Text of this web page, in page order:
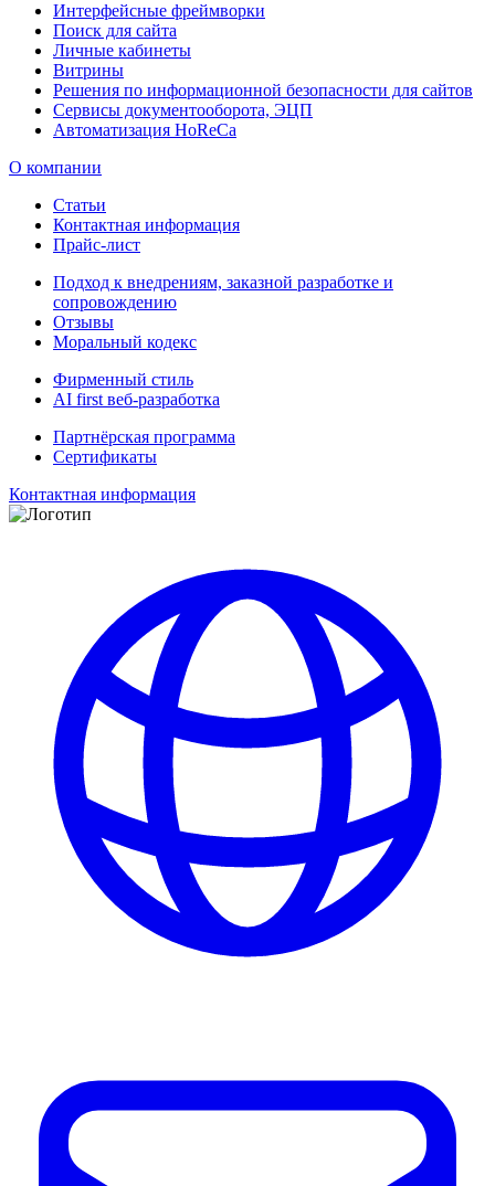
Интерфейсные фреймворки
Поиск для сайта
Личные кабинеты
Витрины
Решения по информационной безопасности для сайтов
Сервисы документооборота, ЭЦП
Автоматизация HoReCa
О компании
Статьи
Контактная информация
Прайс-лист
Подход к внедрениям, заказной разработке и
сопровождению
Отзывы
Моральный кодекс
Фирменный стиль
AI first веб-разработка
Партнёрская программа
Сертификаты
Контактная информация